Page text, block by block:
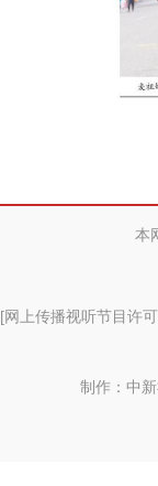
本
[网上传播视听节目许
制作：中